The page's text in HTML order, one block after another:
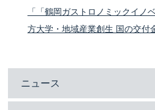
「「鶴岡ガストロノミックイノ
方大学・地域産業創生 国の交付
ニュース